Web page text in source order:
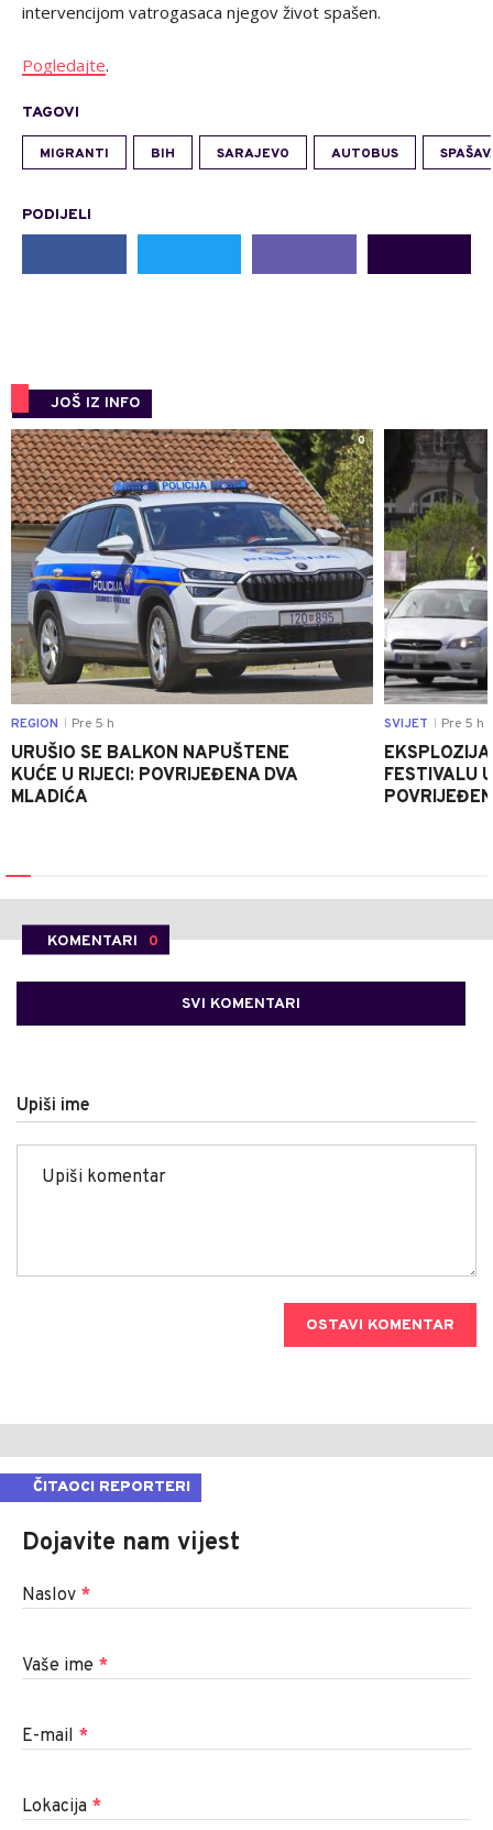
intervencijom vatrogasaca njegov život spašen.
Pogledajte.
TAGOVI
MIGRANTI BIH SARAJEVO AUTOBUS
PODIJELI
JOŠ IZ INFO
0
REGION Pre 5 h
URUŠIO SE BALKON NAPUŠTENE
KUĆE U RIJECI: POVRIJEĐENA DVA
MLADIĆA
SVIJET Pre 5 h
FESTIVALU
KOMENTARI 0
SVI KOMENTARI
Upiši ime
OSTAVI KOMENTAR
ČITAOCI REPORTERI
Dojavite nam vijest
Naslov *
Vaše ime *
E-mail *
Lokacija *